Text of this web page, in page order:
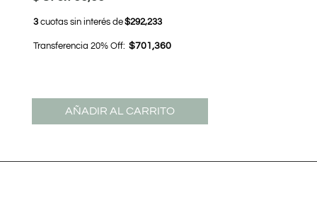
3cuotas sin interés de$292,233
Transferencia 20% Off: $701,360
AÑADIR AL CARRITO